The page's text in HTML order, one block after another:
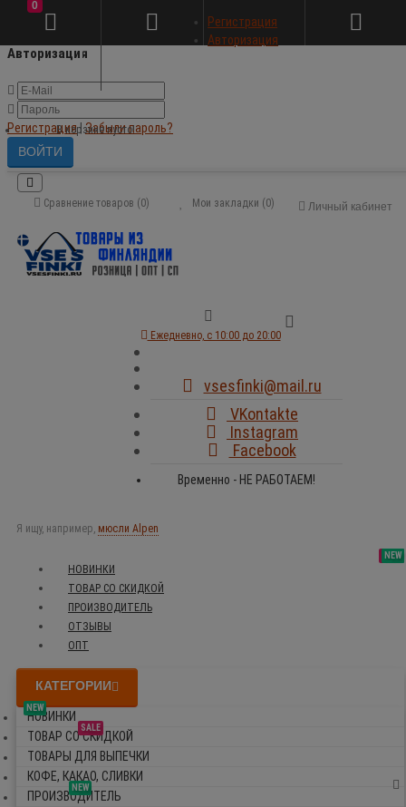
Авторизация
Регистрация|Забыли пароль?
Личный кабинет
Мои закладки (0)
Сравнение товаров (0)
Ежедневно, с 10:00 до 20:00
vsesfinki@mail.ru
VKontakte
Instagram
Facebook
Временно - НЕ РАБОТАЕМ!
Я ищу, например, мюсли Alpen
Регистрация
Авторизация
0
В корзине пусто!
NEW
НОВИНКИ
SALE
ТОВАР СО СКИДКОЙ
NEW
ПРОИЗВОДИТЕЛЬ
NEW
ОТЗЫВЫ
ОПТ
КАТЕГОРИИ
NEW
НОВИНКИ
SALE
ТОВАР СО СКИДКОЙ
ТОВАРЫ ДЛЯ ВЫПЕЧКИ
КОФЕ, КАКАО, СЛИВКИ
NEW
ПРОИЗВОДИТЕЛЬ